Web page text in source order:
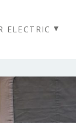
ELECTRIC